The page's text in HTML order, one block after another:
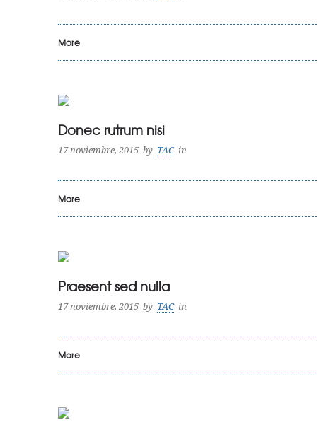
More
Donec rutrum nisi
17 noviembre, 2015 by TAC in
More
Praesent sed nulla
17 noviembre, 2015 by TAC in
More